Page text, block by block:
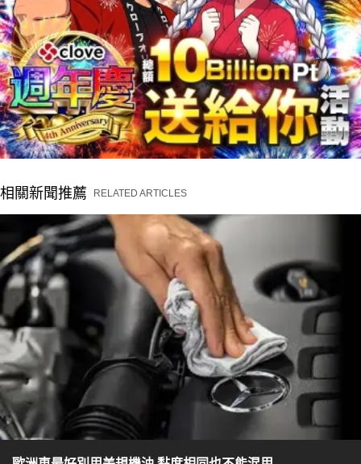
相關新聞推薦 RELATED ARTICLES